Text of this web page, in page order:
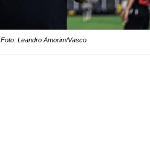
Foto: Leandro Amorim/Vasco